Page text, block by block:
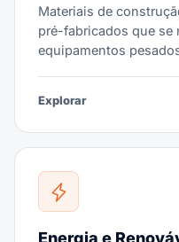
Materiais de
pré-fabricados que se
equipamentos
Explorar
Energia e